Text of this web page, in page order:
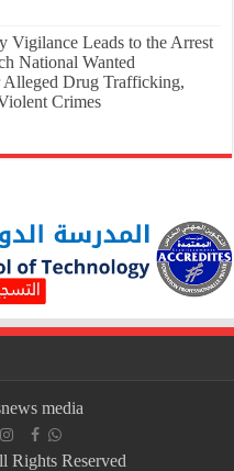
Vigilance Leads to the Arrest
National Wanted
Drug Trafficking,
Crimes
media
Reserved